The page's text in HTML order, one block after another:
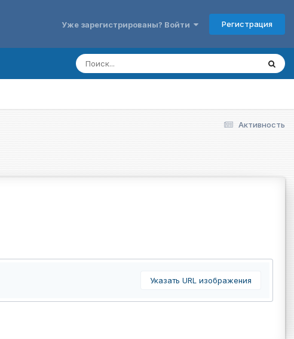
Уже зарегистрированы? Войти Регистрация
Активность
Указать URL изображения